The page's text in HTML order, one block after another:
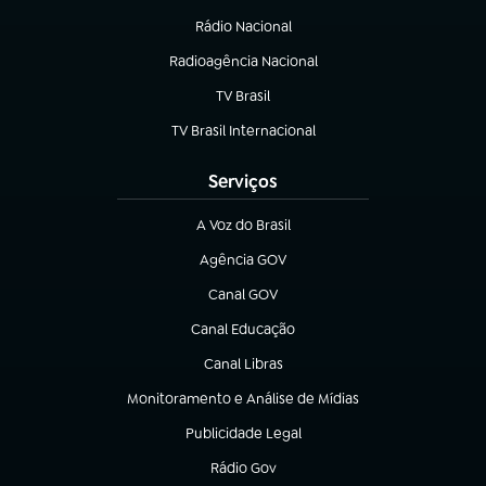
Rádio Nacional
Radioagência Nacional
(abre em nova aba)
TV Brasil
(abre em nova aba)
TV Brasil Internacional
(abre em nova aba)
Serviços
A Voz do Brasil
(abre em nova aba)
Agência GOV
(abre em nova aba)
Canal GOV
(abre em nova aba)
Canal Educação
(abre em nova aba)
Canal Libras
(abre em nova aba)
Monitoramento e Análise de Mídias
(abre em nova aba)
Publicidade Legal
(abre em nova aba)
Rádio Gov
(abre em nova aba)